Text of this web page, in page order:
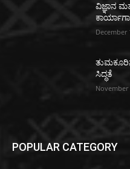
ವಿಜ್ಞಾನ
December
ಸಿದ್ಧತೆ
November
POPULAR CATEGORY